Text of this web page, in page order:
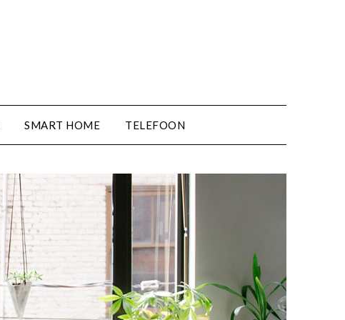
SMART HOME TELEFOON